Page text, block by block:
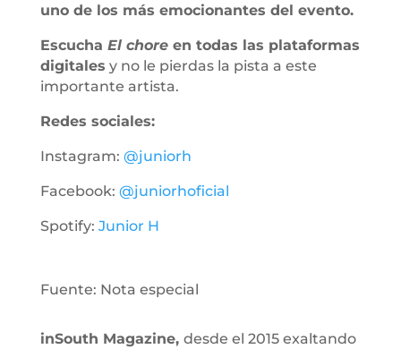
uno de los más emocionantes del evento.
Escucha El choreen todas las plataformas
digitales y no le pierdas la pista a este
importante artista.
Redes sociales:
Instagram: @juniorh
Facebook: @juniorhoficial
Spotify: Junior H
Fuente: Nota especial
inSouth Magazine, desde el 2015 exaltando